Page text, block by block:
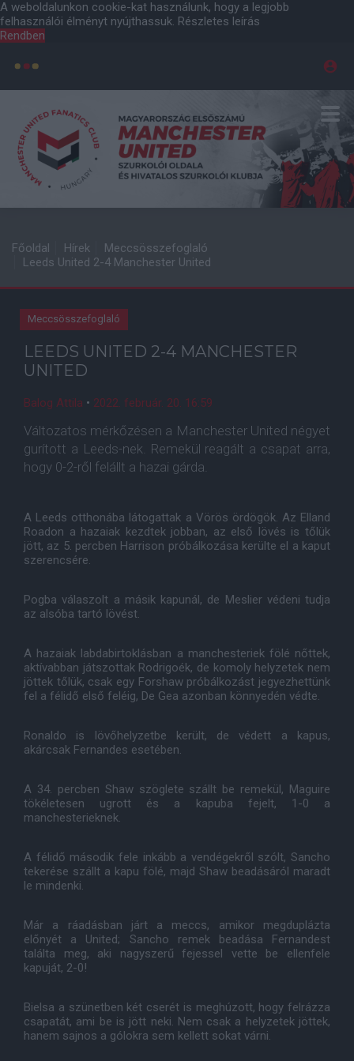
A weboldalunkon cookie-kat használunk, hogy a legjobb
felhasználói élményt nyújthassuk. Részletes leírás
Rendben
Főoldal Hírek
Meccsösszefoglaló
Leeds United 2-4 Manchester United
Meccsösszefoglaló
LEEDS UNITED 2-4 MANCHESTER
UNITED
Balog Attila • 2022. február. 20. 16:59
Változatos mérkőzésen a Manchester United négyet
gurított a Leeds-nek. Remekül reagált a csapat arra,
hogy 0-2-ről felállt a hazai gárda.
A Leeds otthonába látogattak a Vörös ördögök. Az Elland
Roadon a hazaiak kezdtek jobban, az első lövés is tőlük
jött, az 5. percben Harrison próbálkozása kerülte el a kaput
szerencsére.
Pogba válaszolt a másik kapunál, de Meslier védeni tudja
az alsóba tartó lövést.
A hazaiak labdabirtoklásban a manchesteriek fölé nőttek,
aktívabban játszottak Rodrigoék, de komoly helyzetek nem
jöttek tőlük, csak egy Forshaw próbálkozást jegyezhettünk
fel a félidő első feléig, De Gea azonban könnyedén védte.
Ronaldo is lövőhelyzetbe került, de védett a kapus,
akárcsak Fernandes esetében.
A 34. percben Shaw szöglete szállt be remekül, Maguire
tökéletesen ugrott és a kapuba fejelt, 1-0 a
manchesterieknek.
A félidő második fele inkább a vendégekről szólt, Sancho
tekerése szállt a kapu fölé, majd Shaw beadásáról maradt
le mindenki.
Már a ráadásban járt a meccs, amikor megduplázta
előnyét a United; Sancho remek beadása Fernandest
találta meg, aki nagyszerű fejessel vette be ellenfele
kapuját, 2-0!
Bielsa a szünetben két cserét is meghúzott, hogy felrázza
csapatát, ami be is jött neki. Nem csak a helyzetek jöttek,
hanem sajnos a gólokra sem kellett sokat várni.